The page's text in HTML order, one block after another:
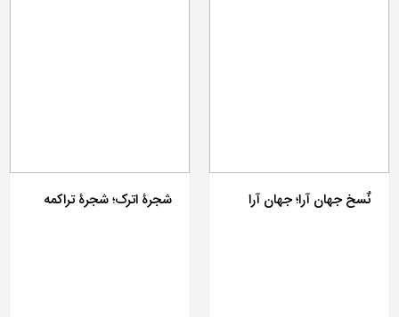
نٌسخ جهان آرا؛ جهان آرا شجرۀ اترک؛ شجرۀ تراکمه